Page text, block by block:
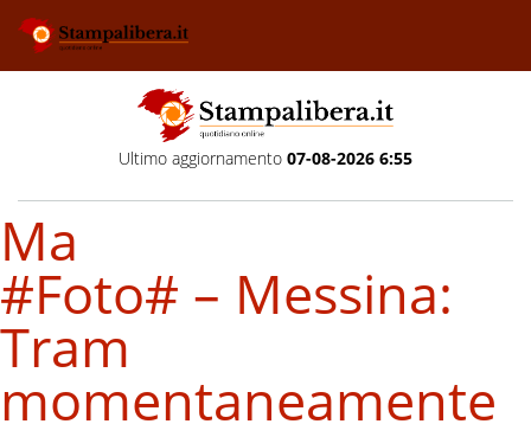
Ultimo aggiornamento 07-08-2026 6:55
Ma
#Foto# – Messina:
Tram
momentaneamente